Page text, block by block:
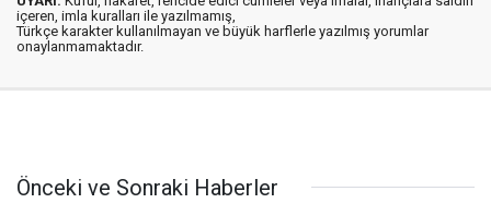
içeren, imla kuralları ile yazılmamış,
Türkçe karakter kullanılmayan ve büyük harflerle yazılmış yorumlar
onaylanmamaktadır.
Önceki ve Sonraki Haberler